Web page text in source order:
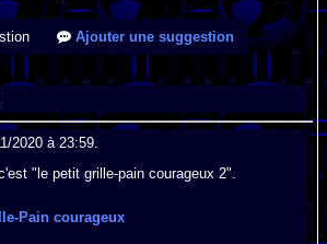
Ajouter une suggestion
2020 à 23:59.
"le petit grille-pain courageux 2".
Pain courageux